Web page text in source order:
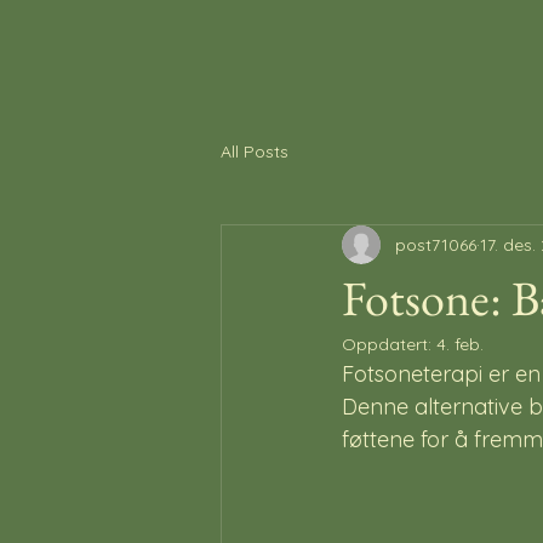
All Posts
Fotsone:
post71066 17.
Oppdatert: 4. feb.
Fotsoneterapi er
Denne alternative
føttene for å